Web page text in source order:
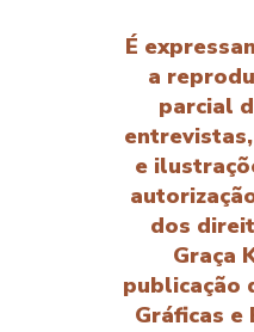
É
a
parcial
e
dos
Graça
publicação
Gráficas e